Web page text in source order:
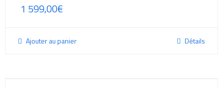
1 599,00€
Ajouter au panier Détails